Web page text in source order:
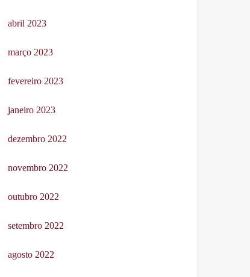
abril 2023
março 2023
fevereiro 2023
janeiro 2023
dezembro 2022
novembro 2022
outubro 2022
setembro 2022
agosto 2022